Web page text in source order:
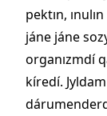
pektın,
jáne jáne
organızmdí
kíredí.